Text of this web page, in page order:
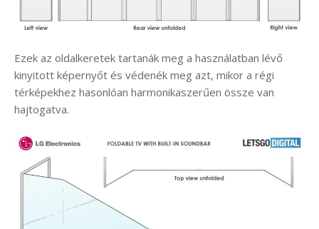
Ezek az oldalkeretek tartanák meg a használatban lévő
kinyitott képernyőt és védenék meg azt, mikor a régi
térképekhez hasonlóan harmonikaszerűen össze van
hajtogatva.